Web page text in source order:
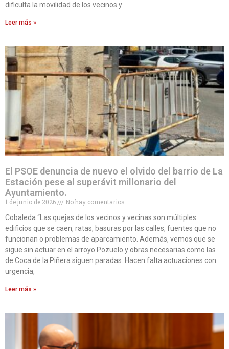
dificulta la movilidad de los vecinos y
Leer más »
El PSOE denuncia de nuevo el olvido del barrio de La
Estación pese al superávit millonario del
Ayuntamiento.
1 de junio de 2026
No hay comentarios
Cobaleda “Las quejas de los vecinos y vecinas son múltiples:
edificios que se caen, ratas, basuras por las calles, fuentes que no
funcionan o problemas de aparcamiento. Además, vemos que se
sigue sin actuar en el arroyo Pozuelo y obras necesarias como las
de Coca de la Piñera siguen paradas. Hacen falta actuaciones con
urgencia,
Leer más »